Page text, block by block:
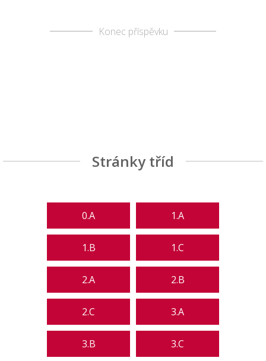
Konec příspěvku
Stránky tříd
0.A 1.A
1.B 1.C
2.A 2.B
2.C 3.A
3.B 3.C